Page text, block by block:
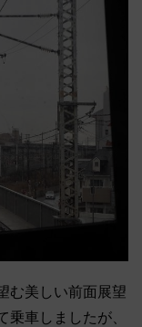
む美しい前面展望
車しましたが、